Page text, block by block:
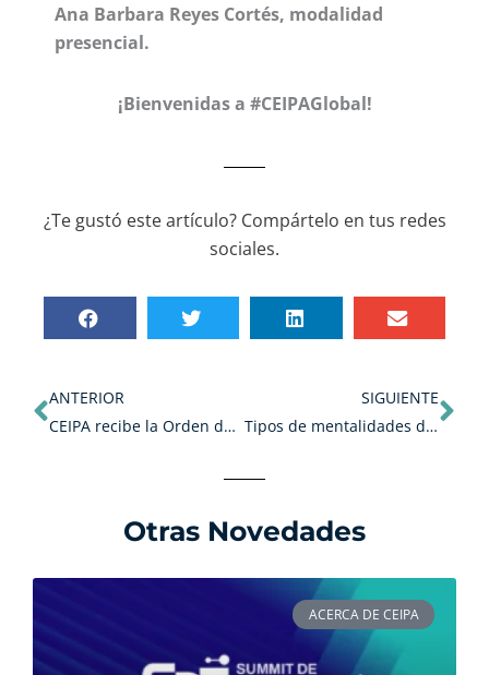
Ana Barbara Reyes Cortés, modalidad
presencial.
¡Bienvenidas a #CEIPAGlobal!
¿Te gustó este artículo? Compártelo en tus redes
sociales.
ANTERIOR
CEIPA recibe la Orden del Congreso en el Grado de Comendador.
SIGUIENTE
Tipos de mentalidades digitales en un proceso de transformación digital.
Otras Novedades
ACERCA DE CEIPA